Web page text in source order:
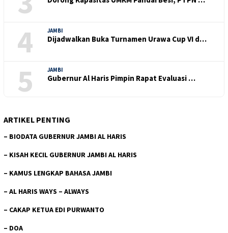
4 JAMBI
Dijadwalkan Buka Turnamen Urawa Cup VI d…
5 JAMBI
Gubernur Al Haris Pimpin Rapat Evaluasi …
ARTIKEL PENTING
– BIODATA GUBERNUR JAMBI AL HARIS
– KISAH KECIL GUBERNUR JAMBI AL HARIS
– KAMUS LENGKAP BAHASA JAMBI
– AL HARIS WAYS – ALWAYS
– CAKAP KETUA EDI PURWANTO
– DOA